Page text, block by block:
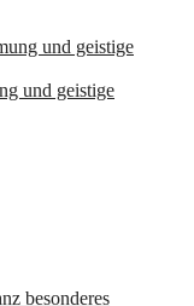
und geistige